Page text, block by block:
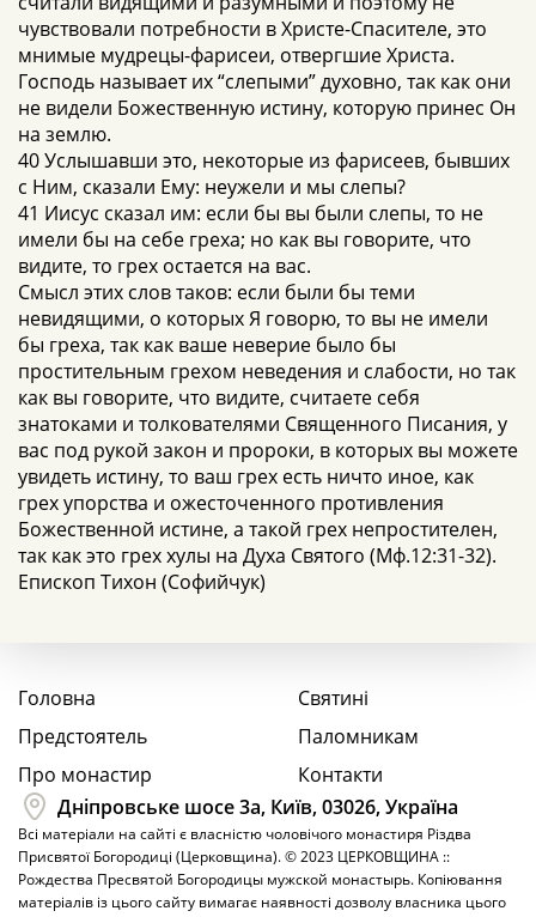
чувствовали потребности в Христе-Спасителе, это
мнимые мудрецы-фарисеи, отвергшие Христа.
Господь называет их “слепыми” духовно, так как они
не видели Божественную истину, которую принес Он
на землю.
40 Услышавши это, некоторые из фарисеев, бывших
с Ним, сказали Ему: неужели и мы слепы?
41 Иисус сказал им: если бы вы были слепы, то не
имели бы на себе греха; но как вы говорите, что
видите, то грех остается на вас.
Смысл этих слов таков: если были бы теми
невидящими, о которых Я говорю, то вы не имели
бы греха, так как ваше неверие было бы
простительным грехом неведения и слабости, но так
как вы говорите, что видите, считаете себя
знатоками и толкователями Священного Писания, у
вас под рукой закон и пророки, в которых вы можете
увидеть истину, то ваш грех есть ничто иное, как
грех упорства и ожесточенного противления
Божественной истине, а такой грех непростителен,
так как это грех хулы на Духа Святого (Мф.12:31-32).
Епископ Тихон (Софийчук)
Головна
Предстоятель
Про монастир
Святині
Паломникам
Контакти
Дніпровське шосе 3а, Київ, 03026, Україна
Всі матеріали на сайті є власністю чоловічого монастиря Різдва
Присвятої Богородиці (Церковщина). © 2023 ЦЕРКОВЩИНА ::
Рождества Пресвятой Богородицы мужской монастырь. Копіювання
матеріалів із цього сайту вимагає наявності дозволу власника цього